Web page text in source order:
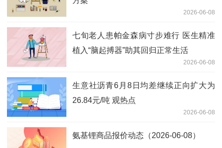
2026-06-08
七旬老人患帕金森病寸步难行 医生精准
植入“脑起搏器”助其回归正常生活
2026-06-08
生意社沥青6月8日均差继续正向扩大为
26.84元/吨 观热点
2026-06-08
氨基锂商品报价动态（2026-06-08）